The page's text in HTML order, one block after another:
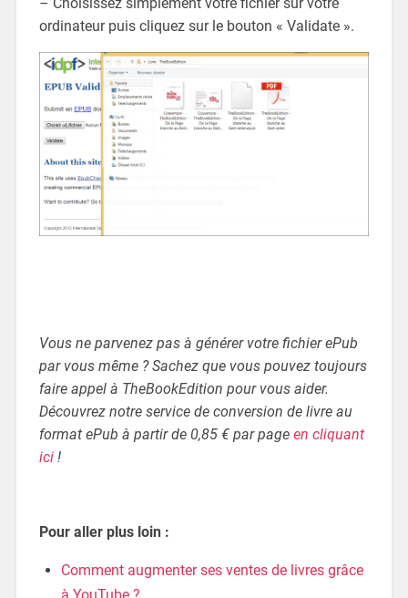
ordinateur puis cliquez sur le bouton « Validate ».
Vous ne parvenez pas à générer votre fichier ePub
par vous même ? Sachez que vous pouvez toujours
faire appel à TheBookEdition pour vous aider.
Découvrez notre service de conversion de livre au
format ePub à partir de 0,85 € par page en cliquant
ici!
Pour aller plus loin :
Comment augmenter ses ventes de livres grâce